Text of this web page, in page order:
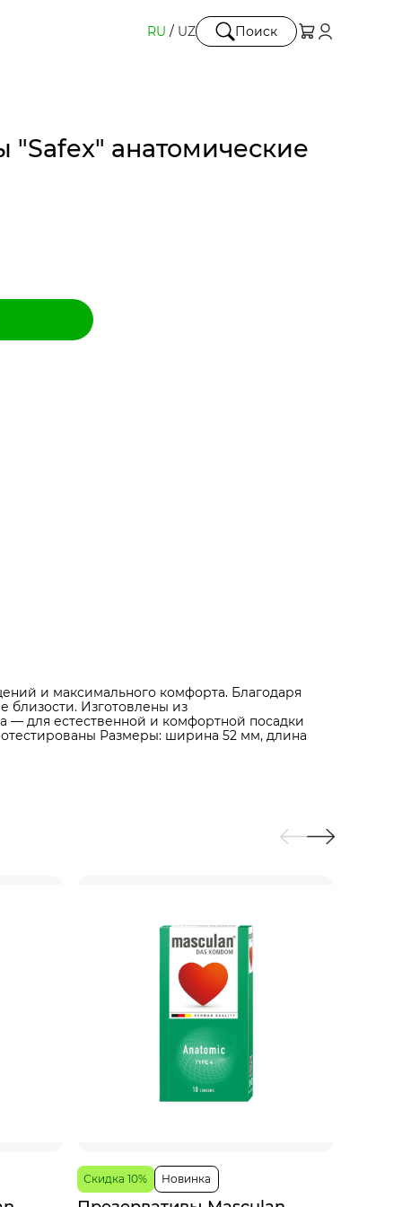
RU / UZ Поиск
"Safex" анатомические
и максимального комфорта. Благодаря
близости. Изготовлены из
— для естественной и комфортной посадки
Размеры: ширина 52 мм, длина
Скидка 10% Новинка